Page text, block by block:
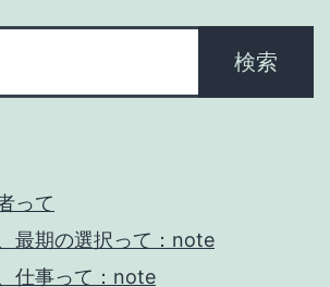
って
最期の選択って：note
仕事って：note